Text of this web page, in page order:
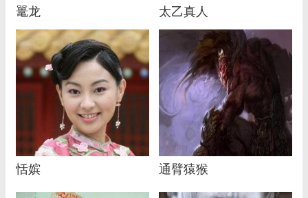
鼍龙 太乙真人
恬嫔 通臂猿猴